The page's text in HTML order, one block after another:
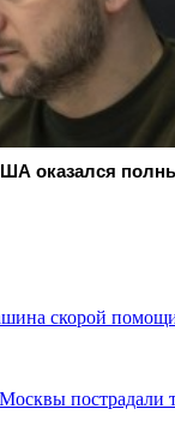
оказался
скорой
пострадали